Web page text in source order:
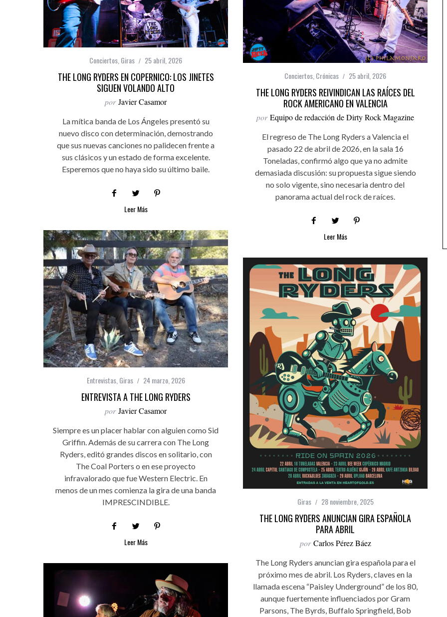
Conciertos Giras 25 abril, 2026
THE LONG RYDERS EN COPERNICO: LOS JINETES
SIGUEN VOLANDO ALTO
por Javier Casamor
La mítica banda de Los Ángeles presentó su
nuevo disco con determinación, demostrando
que sus nuevas canciones no palidecen frente a
sus clásicos y un estado de forma excelente.
Esperemos que no haya sido su último baile.
Leer Más
Conciertos Crónicas 25 abril, 2026
THE LONG RYDERS REIVINDICAN LAS RAÍCES DEL
ROCK AMERICANO EN VALENCIA
por Equipo de redacción de Dirty Rock Magazine
El regreso de The Long Ryders a Valencia el
pasado 22 de abril de 2026, en la sala 16
Toneladas, confirmó algo que ya no admite
demasiada discusión: su propuesta sigue siendo
no solo vigente, sino necesaria dentro del
panorama actual del rock de raíces.
Leer Más
Entrevistas, Giras 24 marzo, 2026
ENTREVISTA A THE LONG RYDERS
por Javier Casamor
Siempre es un placer hablar con alguien como Sid
Griffin. Además de su carrera con The Long
Ryders, editó grandes discos en solitario, con
The Coal Porters o en ese proyecto
infravalorado que fue Western Electric. En
menos de un mes comienza la gira de una banda
IMPRESCINDIBLE.
Leer Más
Giras 28 noviembre, 2025
THE LONG RYDERS ANUNCIAN GIRA ESPAÑOLA
PARA ABRIL
por Carlos Pérez Báez
The Long Ryders anuncian gira española para el
próximo mes de abril. Los Ryders, claves en la
llamada escena “Paisley Underground” de los 80,
aunque fuertemente influenciados por Gram
Parsons, The Byrds, Buffalo Springfield, Bob